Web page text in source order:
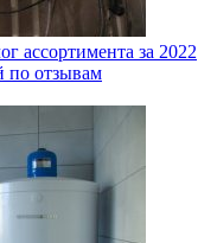
ассортимента за 2022
по отзывам